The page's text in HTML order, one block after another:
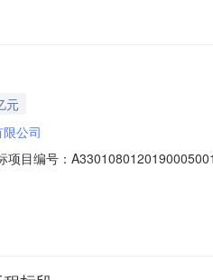
元
公司
目编号：
（滨江）工程分类房管代理公司;